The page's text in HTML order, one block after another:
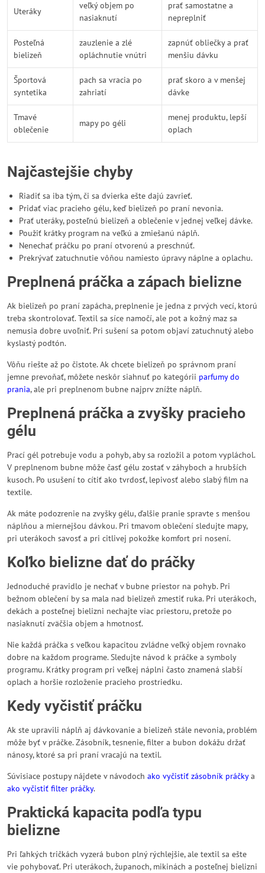
Uteráky
veľký objem po
nasiaknutí
prať samostatne a
nepreplniť
Posteľná
bielizeň
zauzlenie a zlé
opláchnutie vnútri
zapnúť obliečky a prať
menšiu dávku
Športová
syntetika
pach sa vracia po
zahriatí
prať skoro a v menšej
dávke
Tmavé
oblečenie
mapy po géli
menej produktu, lepší
oplach
Najčastejšie chyby
Riadiť sa iba tým, či sa dvierka ešte dajú zavrieť.
Pridať viac pracieho gélu, keď bielizeň po praní nevonia.
Prať uteráky, posteľnú bielizeň a oblečenie v jednej veľkej dávke.
Použiť krátky program na veľkú a zmiešanú náplň.
Nenechať práčku po praní otvorenú a preschnúť.
Prekrývať zatuchnutie vôňou namiesto úpravy náplne a oplachu.
Preplnená práčka a zápach bielizne
Ak bielizeň po praní zapácha, preplnenie je jedna z prvých vecí, ktorú
treba skontrolovať. Textil sa síce namočí, ale pot a kožný maz sa
nemusia dobre uvoľniť. Pri sušení sa potom objaví zatuchnutý alebo
kyslastý podtón.
Vôňu riešte až po čistote. Ak chcete bielizeň po správnom praní
jemne prevoňať, môžete neskôr siahnuť po kategórii parfumy do
prania, ale pri preplnenom bubne najprv znížte náplň.
Preplnená práčka a zvyšky pracieho
gélu
Prací gél potrebuje vodu a pohyb, aby sa rozložil a potom vypláchol.
V preplnenom bubne môže časť gélu zostať v záhyboch a hrubších
kusoch. Po usušení to cítiť ako tvrdosť, lepivosť alebo slabý film na
textile.
Ak máte podozrenie na zvyšky gélu, ďalšie pranie spravte s menšou
náplňou a miernejšou dávkou. Pri tmavom oblečení sledujte mapy,
pri uterákoch savosť a pri citlivej pokožke komfort pri nosení.
Koľko bielizne dať do práčky
Jednoduché pravidlo je nechať v bubne priestor na pohyb. Pri
bežnom oblečení by sa mala nad bielizeň zmestiť ruka. Pri uterákoch,
dekách a posteľnej bielizni nechajte viac priestoru, pretože po
nasiaknutí zväčšia objem a hmotnosť.
Nie každá práčka s veľkou kapacitou zvládne veľký objem rovnako
dobre na každom programe. Sledujte návod k práčke a symboly
programu. Krátky program pri veľkej náplni často znamená slabší
oplach a horšie rozloženie pracieho prostriedku.
Kedy vyčistiť práčku
Ak ste upravili náplň aj dávkovanie a bielizeň stále nevonia, problém
môže byť v práčke. Zásobník, tesnenie, filter a bubon dokážu držať
nánosy, ktoré sa pri praní vracajú na textil.
Súvisiace postupy nájdete v návodoch ako vyčistiť zásobník práčkya
ako vyčistiť filter práčky.
Praktická kapacita podľa typu
bielizne
Pri ľahkých tričkách vyzerá bubon plný rýchlejšie, ale textil sa ešte
vie pohybovať. Pri uterákoch, županoch, mikinách a posteľnej bielizni